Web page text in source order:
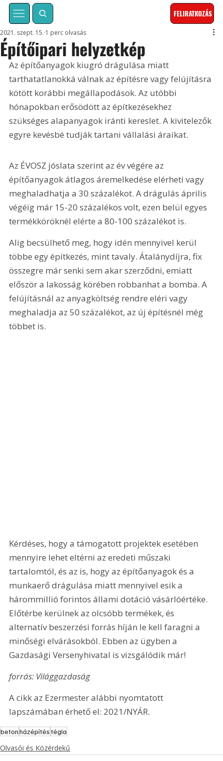
FELIRATKOZÁS
Építőipari helyzetkép
2021. szept. 15. 1 perc olvasás
Az építőanyagok kiugró drágulása miatt
tarthatatlanokká válnak az építésre vagy felújításra
kötött korábbi megállapodások. Az utóbbi
hónapokban erősödött az építkezésekhez
szükséges alapanyagok iránti kereslet. A kivitelezők
egyre kevésbé tudják tartani vállalási áraikat.
Az ÉVOSZ jóslata szerint az év végére az
építőanyagok átlagos áremelkedése elérheti vagy
meghaladhatja a 30 százalékot. A drágulás április
végéig már 15-20 százalékos volt, ezen belül egyes
termékköröknél elérte a 80-100 százalékot is.
Alig becsülhető meg, hogy idén mennyivel kerül
többe egy építkezés, mint tavaly. Átalánydíjra, fix
összegre már senki sem akar szerződni, emiatt
először a lakosság körében robbanhat a bomba. A
felújításnál az anyagköltség rendre eléri vagy
meghaladja az 50 százalékot, az új építésnél még
többet is.
Kérdéses, hogy a támogatott projektek esetében
mennyire lehet eltérni az eredeti műszaki
tartalomtól, és az is, hogy az építőanyagok és a
munkaerő drágulása miatt mennyivel esik a
hárommillió forintos állami dotáció vásárlóértéke.
Előtérbe kerülnek az olcsóbb termékek, és
alternatív beszerzési forrás híján le kell faragni a
minőségi elvárásokból. Ebben az ügyben a
Gazdasági Versenyhivatal is vizsgálódik már!
forrás: Világgazdaság
A cikk az Ezermester alábbi nyomtatott
lapszámában érhető el: 2021/NYÁR.
betonházépítéstégla
Olvasói és Közérdekű